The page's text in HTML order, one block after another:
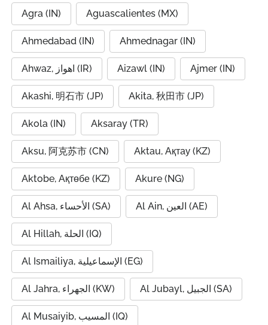
Agra (IN) Aguascalientes (MX)
Ahmedabad (IN) Ahmednagar (IN)
Ahwaz, اهواز (IR) Aizawl (IN) Ajmer (IN)
Akashi, 明石市 (JP) Akita, 秋田市 (JP)
Akola (IN) Aksaray (TR)
Aksu, 阿克苏市 (CN) Aktau, Ақтау (KZ)
Aktobe, Ақтөбе (KZ) Akure (NG)
Al Ahsa, الأحساء (SA) Al Ain, العين (AE)
Al Hillah, الحلة (IQ)
Al Ismailiya, الإسماعيلية (EG)
Al Jahra, الجهراء (KW) Al Jubayl, الجبيل (SA)
Al Musaiyib, المسيب (IQ)